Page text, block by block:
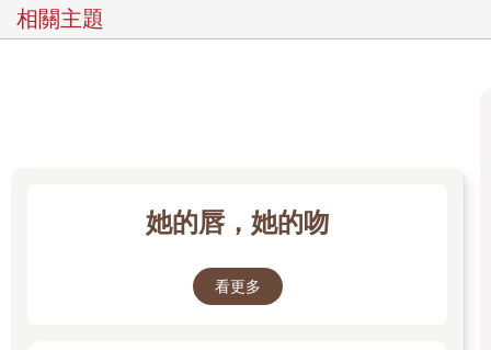
燃著靜電與微火花
這一切，比我們本身更為質樸──
相關主題
她的唇，她的吻
看更多